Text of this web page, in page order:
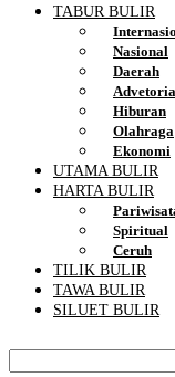
TABUR BULIR
Nasional
Daerah
Hiburan
Olahraga
Ekonomi
UTAMA BULIR
HARTA BULIR
Spiritual
Ceruh
TILIK BULIR
TAWA BULIR
SILUET BULIR